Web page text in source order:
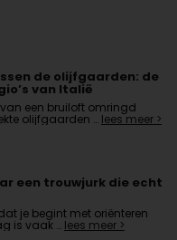
de olijfgaarden: de
van Italië
een bruiloft omringd
olijfgaarden … lees meer >
een trouwjurk die echt
je begint met oriënteren
is vaak … lees meer >